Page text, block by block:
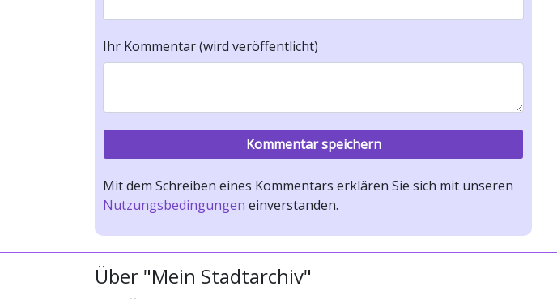
Ihr Kommentar (wird veröffentlicht)
Mit dem Schreiben eines Kommentars erklären Sie sich mit unseren
Nutzungsbedingungen einverstanden.
Über "Mein Stadtarchiv"